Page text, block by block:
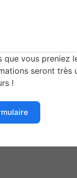
que vous preniez
seront très
!